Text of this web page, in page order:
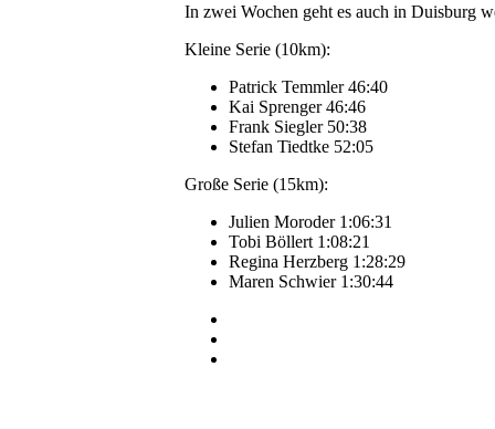
In zwei Wochen geht es auch in Duisburg
Kleine Serie (10km):
Patrick Temmler 46:40
Kai Sprenger 46:46
Frank Siegler 50:38
Stefan Tiedtke 52:05
Große Serie (15km):
Julien Moroder 1:06:31
Tobi Böllert 1:08:21
Regina Herzberg 1:28:29
Maren Schwier 1:30:44